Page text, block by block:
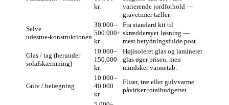
kr.
varierende jordforhold —
gravetimer tæller.
Selve
udestue‑konstruktionen
30.000–
500.000+
kr.
Fra standard kit til
skræddersyet løsning —
mest betydningsfulde post.
Glas / tag (herunder
solafskærmning)
10.000–
150.000
kr.
Højisoleret glas og lamineret
glas øger prisen, men
mindsker varmetab.
Gulv / belægning
10.000–
40.000
kr.
Fliser, træ eller gulvvarme
påvirker totalbudgettet.